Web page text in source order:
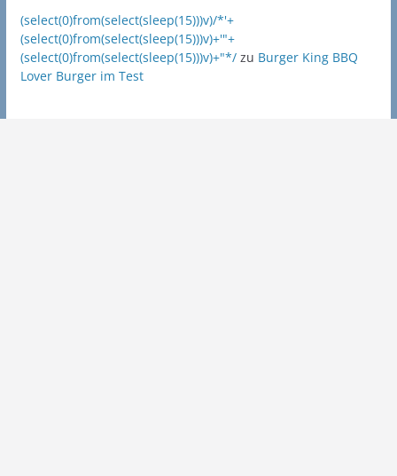
(select(0)from(select(sleep(15)))v)/*'+
(select(0)from(select(sleep(15)))v)+'"+
(select(0)from(select(sleep(15)))v)+"*/zu Burger King BBQ
Lover Burger im Test